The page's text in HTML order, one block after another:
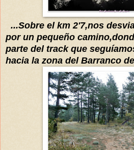
...Sobre el km 2'7,nos
por un pequeño
parte del track que
hacia la zona del Barranco